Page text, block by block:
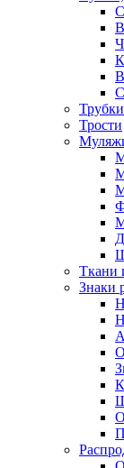
Трости
Ткани
Знаки